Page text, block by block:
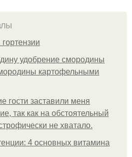
удобрение смородины
картофельными
гости заставили меня
так как на обстоятельный
не хватало.
4 основных витамина